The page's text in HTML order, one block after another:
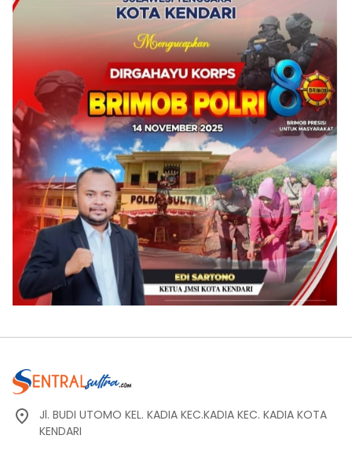
Jl. BUDI UTOMO KEL. KADIA KEC.KADIA KEC. KADIA KOTA
KENDARI